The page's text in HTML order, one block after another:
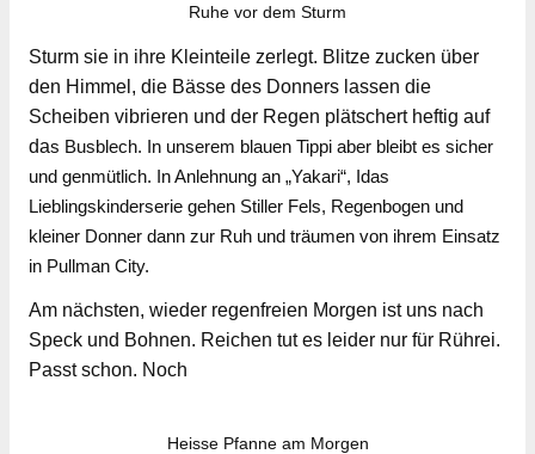
Ruhe vor dem Sturm
Sturm sie in ihre Kleinteile zerlegt. Blitze zucken über
den Himmel, die Bässe des Donners lassen die
Scheiben vibrieren und der Regen plätschert heftig auf
das Busblech. In unserem blauen Tippi aber bleibt es sicher
und genmütlich. In Anlehnung an „Yakari“, Idas
Lieblingskinderserie gehen Stiller Fels, Regenbogen und
kleiner Donner dann zur Ruh und träumen von ihrem Einsatz
in Pullman City.
Am nächsten, wieder regenfreien Morgen ist uns nach
Speck und Bohnen. Reichen tut es leider nur für Rührei.
Passt schon. Noch
Heisse Pfanne am Morgen